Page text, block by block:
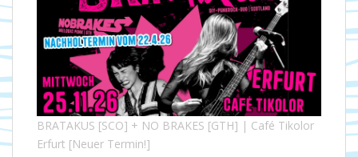
BRATAKUS [SCO] + NO BRAKES [GTH] | Café Tikolor
Erfurt [Neuer Termin!]